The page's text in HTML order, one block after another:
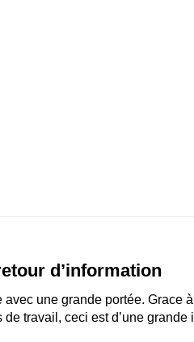
d’information
une grande portée. Grace
travail, ceci est d’une grande